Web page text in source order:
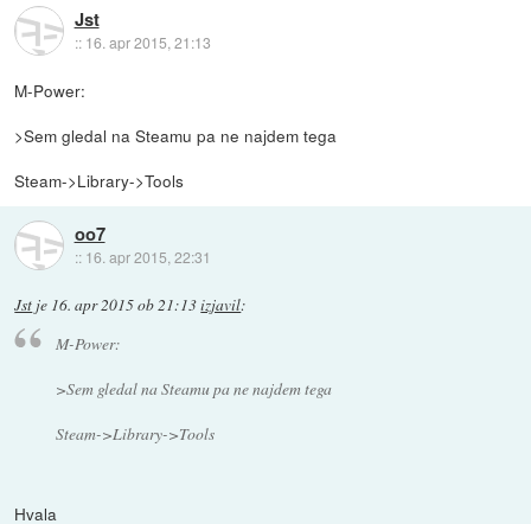
Jst
:: 16. apr 2015, 21:13
M-Power:
>Sem gledal na Steamu pa ne najdem tega
Steam->Library->Tools
oo7
:: 16. apr 2015, 22:31
Jst je 16. apr 2015 ob 21:13izjavil:
M-Power:
>Sem gledal na Steamu pa ne najdem tega
Steam->Library->Tools
Hvala